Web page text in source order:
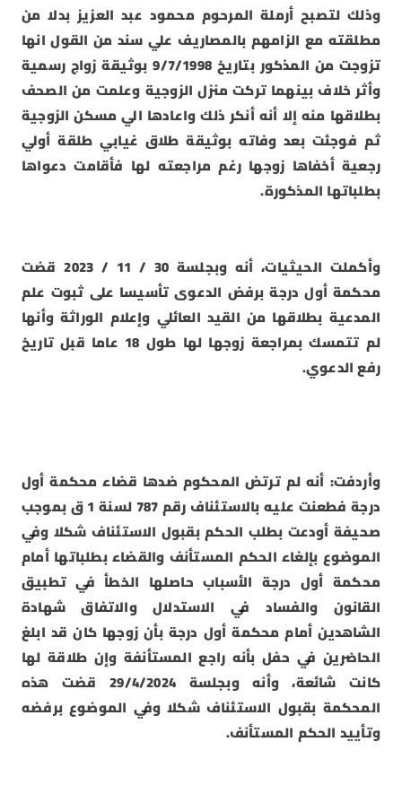
وذلك لتصبح أرملة المرحوم محمود عبد العزيز بدلا من
مطلقته مع الزامهم بالمصاريف علي سند من القول انها
تزوجت من المذكور بتاريخ 9/7/1998 بوثيقة زواج رسمية
وأثر خلاف بينهما تركت منزل الزوجية وعلمت من الصحف
بطلاقها منه إلا أنه أنكر ذلك واعادها الي مسكن الزوجية
ثم فوجئت بعد وفاته بوثيقة طلاق غيابي طلقة أولي
رجعية أخفاها زوجها رغم مراجعته لها فأقامت دعواها
بطلباتها المذكورة.
وأكملت الحيثيات، أنه وبجلسة 30 / 11 / 2023 قضت
محكمة أول درجة برفض الدعوى تأسيسا على ثبوت علم
المدعية بطلاقها من القيد العائلي وإعلام الوراثة وأنها
لم تتمسك بمراجعة زوجها لها طول 18 عاما قبل تاريخ
رفع الدعوي.
وأردفت: أنه لم ترتض المحكوم ضدها قضاء محكمة أول
درجة فطعنت عليه بالاستئناف رقم 787 لسنة 1 ق بموجب
صحيفة أودعت بطلب الحكم بقبول الاستئناف شكلا وفي
الموضوع بإلغاء الحكم المستأنف والقضاء بطلباتها أمام
محكمة أول درجة الأسباب حاصلها الخطأ في تطبيق
القانون والفساد في الاستدلال والاتفاق شهادة
الشاهدين أمام محكمة أول درجة بأن زوجها كان قد ابلغ
الحاضرين في حفل بأنه راجع المستأنفة وإن طلاقة لها
كانت شائعة، وأنه وبجلسة 29/4/2024 قضت هذه
المحكمة بقبول الاستئناف شكلا وفي الموضوع برفضه
وتأييد الحكم المستأنف.